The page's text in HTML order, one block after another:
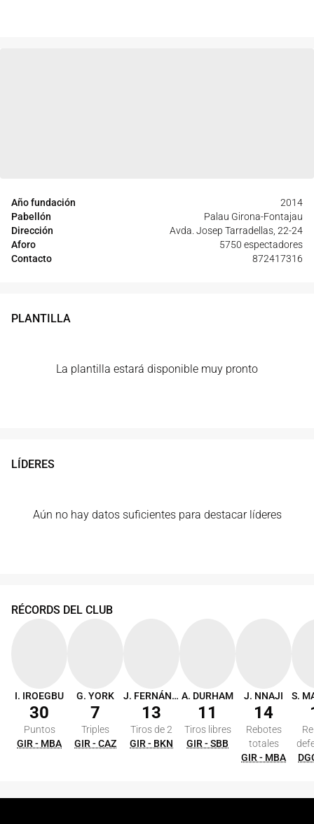
Año fundación
2014
Pabellón
Palau Girona-Fontajau
Dirección
Avda. Josep Tarradellas, 22-24
Aforo
5750 espectadores
Contacto
872417316
PLANTILLA
La plantilla estará disponible muy pronto
LÍDERES
Aún no hay datos suficientes para destacar líderes
RÉCORDS DEL CLUB
I. IROEGBU
30
Puntos
GIR - MBA
G. YORK
7
Triples
GIR - CAZ
J. FERNÁNDEZ
13
Tiros de 2
GIR - BKN
A. DURHAM
11
Tiros libres
GIR - SBB
J. NNAJI
14
Rebotes
totales
GIR - MBA